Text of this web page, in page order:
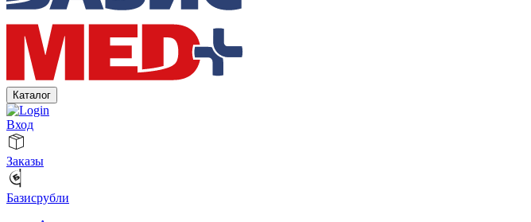
Каталог
Вход
Заказы
Базисрубли